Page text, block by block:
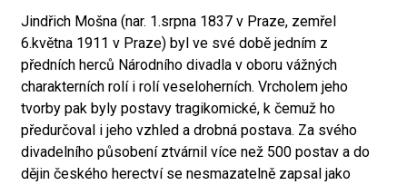
Jindřich Mošna (nar. 1.srpna 1837 v Praze, zemřel
6.května 1911 v Praze) byl ve své době jedním z
předních herců Národního divadla v oboru vážných
charakterních rolí i rolí veseloherních. Vrcholem jeho
tvorby pak byly postavy tragikomické, k čemuž ho
předurčoval i jeho vzhled a drobná postava. Za svého
divadelního působení ztvárnil více než 500 postav a do
dějin českého herectví se nesmazatelně zapsal jako